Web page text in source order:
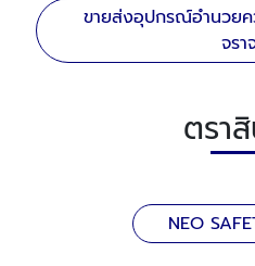
ขายส่งอุปกรณ์อำนวย
จรา
ตรา
NEO